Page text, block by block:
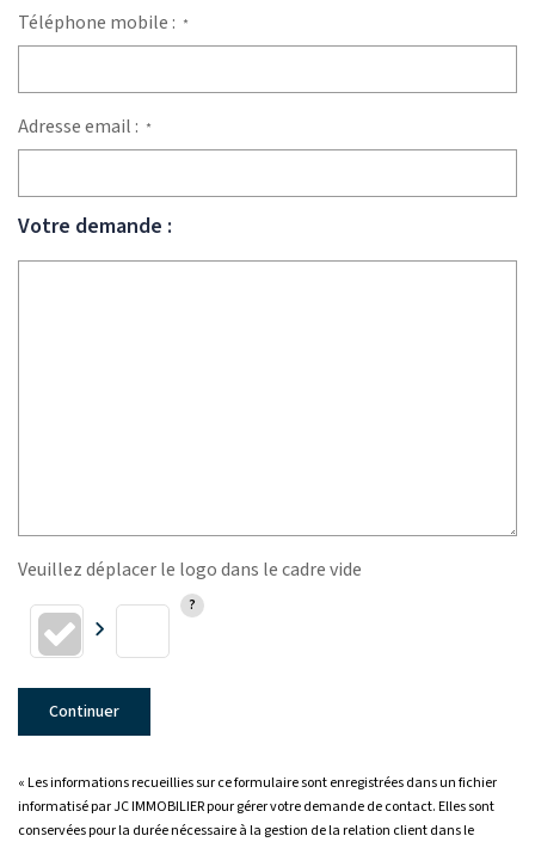
Téléphone mobile : *
Adresse email : *
Votre demande :
Veuillez déplacer le logo dans le cadre vide
Continuer
« Les informations recueillies sur ce formulaire sont enregistrées dans un fichier
informatisé par JC IMMOBILIER pour gérer votre demande de contact. Elles sont
conservées pour la durée nécessaire à la gestion de la relation client dans le